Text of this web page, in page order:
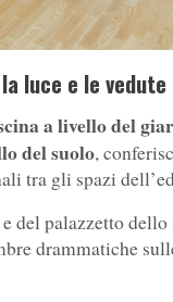
luce e le vedute
a livello del
del suolo,
tra gli spazi
del palazzetto dello
drammatiche